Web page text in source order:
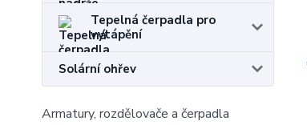
Tepelná čerpadla pro
vytápění
Solární ohřev
Armatury, rozdělovače a čerpadla